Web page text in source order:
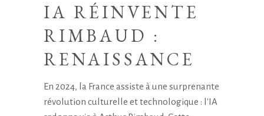
IA RÉINVENTE
RIMBAUD :
RENAISSANCE
En 2024, la France assiste à une surprenante
révolution culturelle et technologique : l'IA